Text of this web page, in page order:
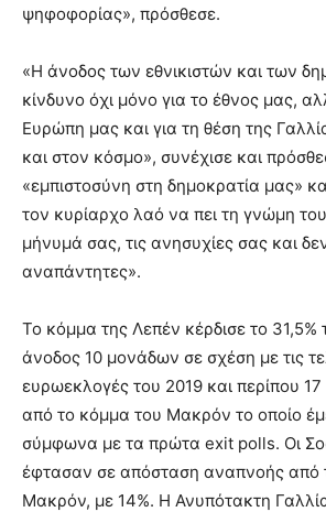
ψηφοφορίας», πρόσθεσε.
«Η άνοδος των εθνικιστών και των
κίνδυνο όχι μόνο για το έθνος μας,
Ευρώπη μας και για τη θέση της
και στον κόσμο», συνέχισε και
«εμπιστοσύνη στη δημοκρατία μας»
τον κυρίαρχο λαό να πει τη γνώμη
μήνυμά σας, τις ανησυχίες σας και
αναπάντητες».
Το κόμμα της Λεπέν κέρδισε το
άνοδος 10 μονάδων σε σχέση με τις
ευρωεκλογές του 2019 και περίπου
από το κόμμα του Μακρόν το οποίο
σύμφωνα με τα πρώτα exit polls. Οι
έφτασαν σε απόσταση αναπνοής από
Μακρόν, με 14%. Η Ανυπότακτη